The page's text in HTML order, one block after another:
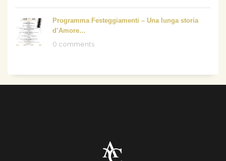
Programma Festeggiamenti – Una lunga storia
d’Amore…
0 comments